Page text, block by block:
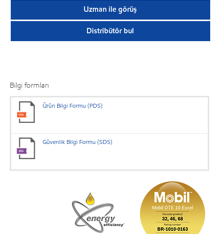
Uzman ile görüş
Distribütör bul
Bilgi formları
Ürün Bilgi Formu (PDS)
Güvenlik Bilgi Formu (SDS)